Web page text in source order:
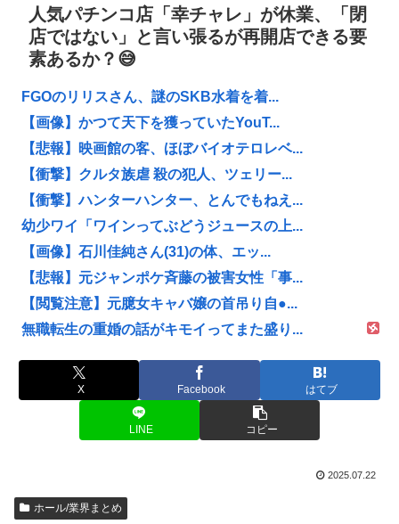
人気パチンコ店「幸チャレ」が休業、「閉
店ではない」と言い張るが再開店できる要
素あるか？😅
FGOのリリスさん、謎のSKB水着を着...
【画像】かつて天下を獲っていたYouT...
【悲報】映画館の客、ほぼバイオテロレベ...
【衝撃】クルタ族虐 殺の犯人、ツェリー...
【衝撃】ハンターハンター、とんでもねえ...
幼少ワイ「ワインってぶどうジュースの上...
【画像】石川佳純さん(31)の体、エッ...
【悲報】元ジャンポケ斉藤の被害女性「事...
【閲覧注意】元臆女キャバ嬢の首吊り自●...
無職転生の重婚の話がキモイってまた盛り...
X Facebook はてブ
LINE コピー
2025.07.22
ホール/業界まとめ